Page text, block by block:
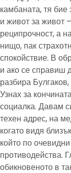
камбаната, тя
и живот за живот
реципрочност, а
нищо, пак
спокойствие. В
и ако се справиш
разбира
Узнах за
социалка. Давам
техен адрес, на
когато видя
който по
противодейства.
обикновеното в